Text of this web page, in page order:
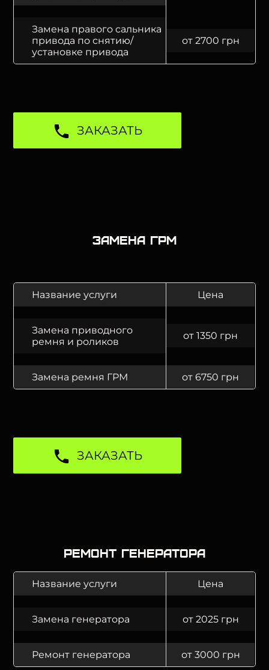
Замена правого сальника
привода по снятию/
установке привода
от 2700 грн
ЗАКАЗАТЬ
Замена ГРМ
Название услуги Цена
Замена приводного
ремня и роликов
от 1350 грн
Замена ремня ГРМ от 6750 грн
ЗАКАЗАТЬ
Ремонт генератора
Название услуги Цена
Замена генератора от 2025 грн
Ремонт генератора от 3000 грн